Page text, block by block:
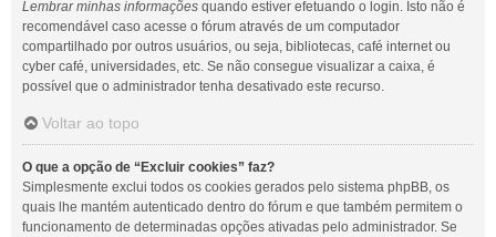
Lembrar minhas informações quando estiver efetuando o login. Isto não é
recomendável caso acesse o fórum através de um computador
compartilhado por outros usuários, ou seja, bibliotecas, café internet ou
cyber café, universidades, etc. Se não consegue visualizar a caixa, é
possível que o administrador tenha desativado este recurso.
Voltar ao topo
O que a opção de “Excluir cookies” faz?
Simplesmente exclui todos os cookies gerados pelo sistema phpBB, os
quais lhe mantém autenticado dentro do fórum e que também permitem o
funcionamento de determinadas opções ativadas pelo administrador. Se